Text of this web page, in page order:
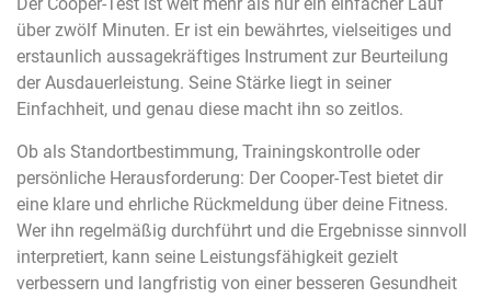
Der Cooper-Test ist weit mehr als nur ein einfacher Lauf
über zwölf Minuten. Er ist ein bewährtes, vielseitiges und
erstaunlich aussagekräftiges Instrument zur Beurteilung
der Ausdauerleistung. Seine Stärke liegt in seiner
Einfachheit, und genau diese macht ihn so zeitlos.
Ob als Standortbestimmung, Trainingskontrolle oder
persönliche Herausforderung: Der Cooper-Test bietet dir
eine klare und ehrliche Rückmeldung über deine Fitness.
Wer ihn regelmäßig durchführt und die Ergebnisse sinnvoll
interpretiert, kann seine Leistungsfähigkeit gezielt
verbessern und langfristig von einer besseren Gesundheit